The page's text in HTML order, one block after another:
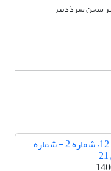
سخن سرذدبیر
دوره 12، شماره 2 - شماره